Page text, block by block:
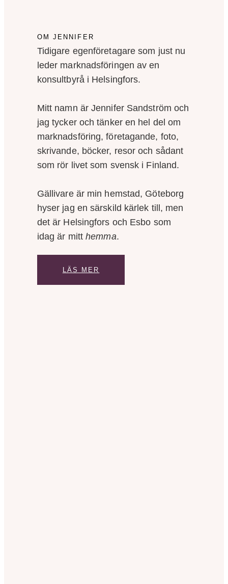
OM JENNIFER
Tidigare egenföretagare som just nu
leder marknadsföringen av en
konsultbyrå i Helsingfors.
Mitt namn är Jennifer Sandström och
jag tycker och tänker en hel del om
marknadsföring, företagande, foto,
skrivande, böcker, resor och sådant
som rör livet som svensk i Finland.
Gällivare är min hemstad, Göteborg
hyser jag en särskild kärlek till, men
det är Helsingfors och Esbo som
idag är mitthemma.
LÄS MER